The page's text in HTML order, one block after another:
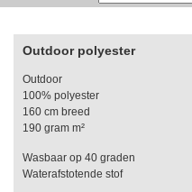
Outdoor polyester
Outdoor
100% polyester
160 cm breed
190 gram m²
Wasbaar op 40 graden
Waterafstotende stof